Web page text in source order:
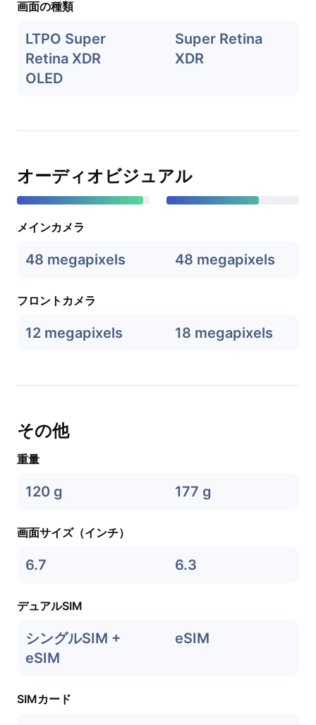
画面の種類
LTPO Super
Retina XDR
OLED
Super Retina
XDR
オーディオビジュアル
メインカメラ
48 megapixels 48 megapixels
フロントカメラ
12 megapixels 18 megapixels
その他
重量
120 g 177 g
画面サイズ（インチ）
6.7 6.3
デュアルSIM
シングルSIM +
eSIM
eSIM
SIMカード